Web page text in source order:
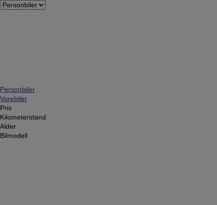
Personbiler
Varebiler
Pris
Kilometerstand
Alder
Bilmodell